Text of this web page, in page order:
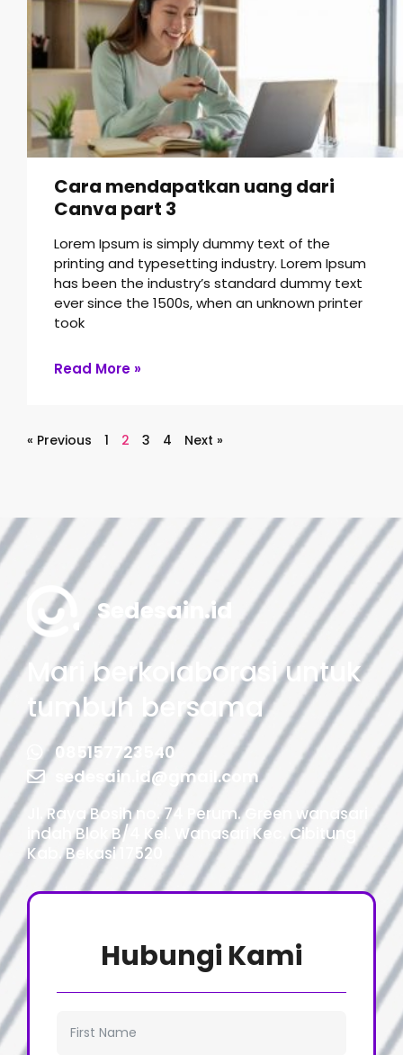
Cara mendapatkan uang dari
Canva part 3
Lorem Ipsum is simply dummy text of the
printing and typesetting industry. Lorem Ipsum
has been the industry’s standard dummy text
ever since the 1500s, when an unknown printer
took
Read More »
« Previous 1 2 3 4 Next »
Sedesain.id
Mari berkolaborasi untuk
tumbuh bersama
085157723540
sedesain.id@gmail.com
Jl. Raya Bosih no. 74 Perum. Green wanasari
indah Blok B/4 Kel. Wanasari Kec. Cibitung
Kab. Bekasi 17520
Hubungi Kami